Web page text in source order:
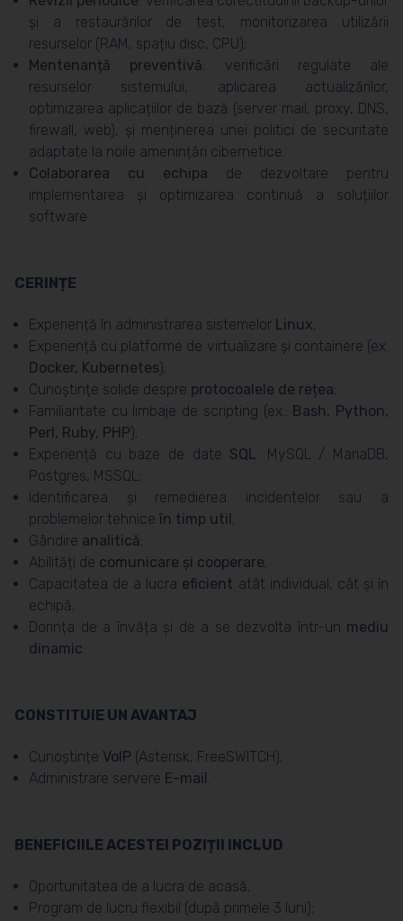
și a restaurărilor de test, monitorizarea utilizării
resurselor (RAM, spațiu disc, CPU);
Mentenanță preventivă: verificări regulate ale
resurselor sistemului, aplicarea actualizărilor,
optimizarea aplicațiilor de bază (server mail, proxy, DNS,
firewall, web), și menținerea unei politici de securitate
adaptate la noile amenințări cibernetice.
Colaborarea cu echipa de dezvoltare pentru
implementarea și optimizarea continuă a soluțiilor
software.
CERINȚE
Experiență în administrarea sistemelor Linux;
Experiență cu platforme de virtualizare și containere (ex.
Docker, Kubernetes);
Cunoștințe solide despre protocoalele de rețea;
Familiaritate cu limbaje de scripting (ex.: Bash, Python,
Perl, Ruby, PHP);
Experiență cu baze de date SQL: MySQL / MariaDB,
Postgres, MSSQL;
Identificarea și remedierea incidentelor sau a
problemelor tehnice în timp util;
Gândire analitică;
Abilități de comunicare și cooperare;
Capacitatea de a lucra eficient atât individual, cât și în
echipă;
Dorința de a învăța și de a se dezvolta într-un mediu
dinamic.
CONSTITUIE UN AVANTAJ
Cunoștințe VoIP (Asterisk, FreeSWITCH);
Administrare servere E-mail.
BENEFICIILE ACESTEI POZIȚII INCLUD
Oportunitatea de a lucra de acasă;
Program de lucru flexibil (după primele 3 luni);